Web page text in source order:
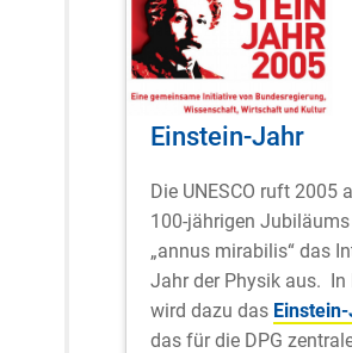
Einstein-Jahr
Die UNESCO ruft 2005
100-jährigen
„annus mirabilis“ das
Jahr der Physik aus. In
wird dazu das
das für die DPG